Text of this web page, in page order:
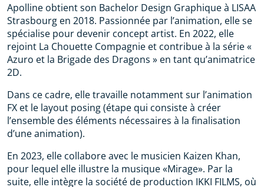
Apolline obtient son Bachelor Design Graphique à LISAA
Strasbourg en 2018. Passionnée par l’animation, elle se
spécialise pour devenir concept artist. En 2022, elle
rejoint La Chouette Compagnie et contribue à la série «
Azuro et la Brigade des Dragons » en tant qu’animatrice
2D.
Dans ce cadre, elle travaille notamment sur l’animation
FX et le layout posing (étape qui consiste à créer
l’ensemble des éléments nécessaires à la finalisation
d’une animation).
En 2023, elle collabore avec le musicien Kaizen Khan,
pour lequel elle illustre la musique «Mirage». Par la
suite, elle intègre la société de production IKKI FILMS, où